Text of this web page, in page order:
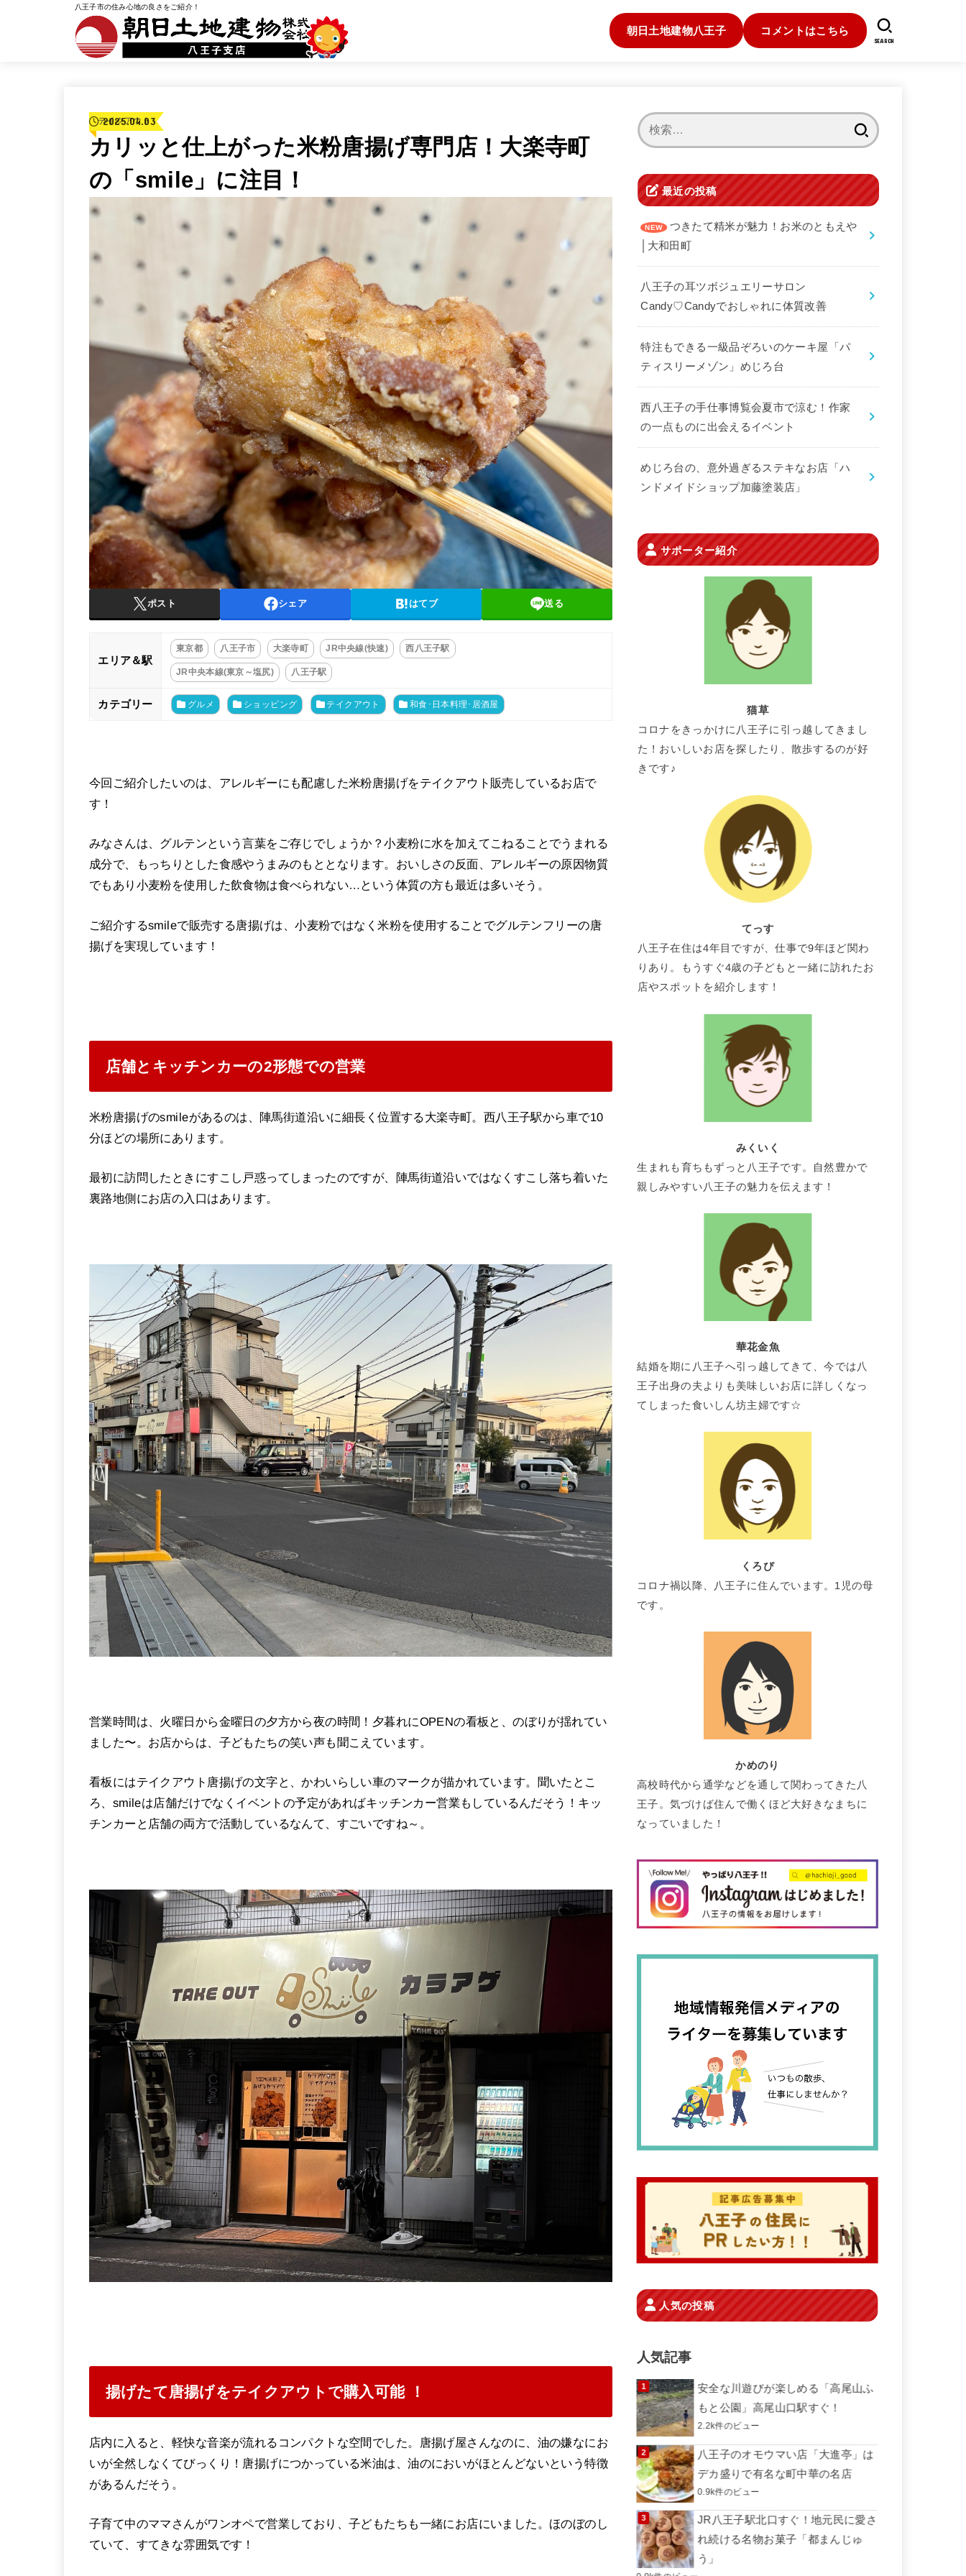
八王子市の住み心地の良さをご紹介！
朝日土地建物八王子 コメントはこちら
SEARCH
テイクアウト
2025.04.03
カリッと仕上がった米粉唐揚げ専門店！大楽寺町
の「smile」に注目！
ポスト シェア はてブ 送る
エリア＆駅
東京都 八王子市 大楽寺町 JR中央線(快速) 西八王子駅
JR中央本線(東京～塩尻) 八王子駅
カテゴリー グルメ ショッピング テイクアウト 和食･日本料理･居酒屋
今回ご紹介したいのは、アレルギーにも配慮した米粉唐揚げをテイクアウト販売しているお店で
す！
みなさんは、グルテンという言葉をご存じでしょうか？小麦粉に水を加えてこねることでうまれる
成分で、もっちりとした食感やうまみのもととなります。おいしさの反面、アレルギーの原因物質
でもあり小麦粉を使用した飲食物は食べられない…という体質の方も最近は多いそう。
ご紹介するsmileで販売する唐揚げは、小麦粉ではなく米粉を使用することでグルテンフリーの唐
揚げを実現しています！
店舗とキッチンカーの2形態での営業
米粉唐揚げのsmileがあるのは、陣馬街道沿いに細長く位置する大楽寺町。西八王子駅から車で10
分ほどの場所にあります。
最初に訪問したときにすこし戸惑ってしまったのですが、陣馬街道沿いではなくすこし落ち着いた
裏路地側にお店の入口はあります。
営業時間は、火曜日から金曜日の夕方から夜の時間！夕暮れにOPENの看板と、のぼりが揺れてい
ました〜。お店からは、子どもたちの笑い声も聞こえています。
看板にはテイクアウト唐揚げの文字と、かわいらしい車のマークが描かれています。聞いたとこ
ろ、smileは店舗だけでなくイベントの予定があればキッチンカー営業もしているんだそう！キッ
チンカーと店舗の両方で活動しているなんて、すごいですね～。
揚げたて唐揚げをテイクアウトで購入可能 ！
店内に入ると、軽快な音楽が流れるコンパクトな空間でした。唐揚げ屋さんなのに、油の嫌なにお
いが全然しなくてびっくり！唐揚げにつかっている米油は、油のにおいがほとんどないという特徴
があるんだそう。
子育て中のママさんがワンオペで営業しており、子どもたちも一緒にお店にいました。ほのぼのし
ていて、すてきな雰囲気です！
最近の投稿
つきたて精米が魅力！お米のともえや
│大和田町
八王子の耳ツボジュエリーサロン
Candy♡Candyでおしゃれに体質改善
特注もできる一級品ぞろいのケーキ屋「パ
ティスリーメゾン」めじろ台
西八王子の手仕事博覧会夏市で涼む！作家
の一点ものに出会えるイベント
めじろ台の、意外過ぎるステキなお店「ハ
ンドメイドショップ加藤塗装店」
サポーター紹介
猫草
コロナをきっかけに八王子に引っ越してきまし
た！おいしいお店を探したり、散歩するのが好
きです♪
てっす
八王子在住は4年目ですが、仕事で9年ほど関わ
りあり。もうすぐ4歳の子どもと一緒に訪れたお
店やスポットを紹介します！
みくいく
生まれも育ちもずっと八王子です。自然豊かで
親しみやすい八王子の魅力を伝えます！
華花金魚
結婚を期に八王子へ引っ越してきて、今では八
王子出身の夫よりも美味しいお店に詳しくなっ
てしまった食いしん坊主婦です☆
くろぴ
コロナ禍以降、八王子に住んでいます。1児の母
です。
かめのり
高校時代から通学などを通して関わってきた八
王子。気づけば住んで働くほど大好きなまちに
なっていました！
人気の投稿
人気記事
安全な川遊びが楽しめる「高尾山ふ
もと公園」高尾山口駅すぐ！
2.2k件のビュー
八王子のオモウマい店「大進亭」は
デカ盛りで有名な町中華の名店
0.9k件のビュー
JR八王子駅北口すぐ！地元民に愛さ
れ続ける名物お菓子「都まんじゅ
う」